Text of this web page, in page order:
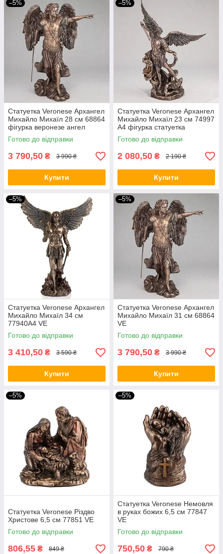
–5%
Статуетка Veronese Архангел
Михайло Михаїл 28 см 68864
фігурка веронезе ангел
архістратиг VE
Готово до відправки
3 790,50 ₴ 3 990 ₴
Купити
–5%
Статуетка Veronese Архангел
Михайло Михаїл 23 см 74997
A4 фігурка статуетка
веронезе ангел архістратиг
VE
Готово до відправки
2 080,50 ₴ 2 190 ₴
Купити
–5%
Статуетка Veronese Архангел
Михайло Михаїл 34 см
77940A4 VE
Готово до відправки
3 410,50 ₴ 3 590 ₴
Купити
–5%
Статуетка Veronese Архангел
Михайло Михаїл 31 см 68864
VE
Готово до відправки
3 790,50 ₴ 3 990 ₴
Купити
–5%
Статуетка Veronese Різдво
Христове 6,5 см 77851 VE
Готово до відправки
806,55 ₴ 849 ₴
–5%
Статуетка Veronese Немовля
в руках божих 6,5 см 77847
VE
Готово до відправки
750,50 ₴ 790 ₴